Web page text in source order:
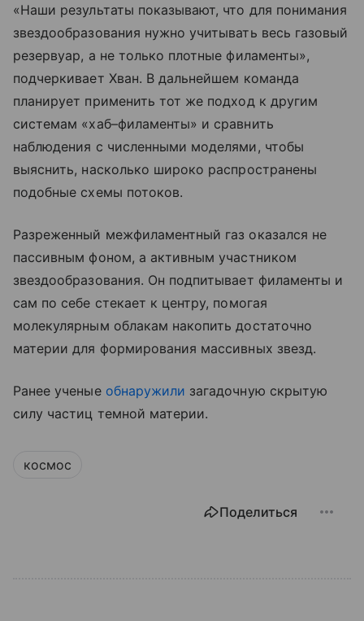
«Наши результаты показывают, что для понимания
звездообразования нужно учитывать весь газовый
резервуар, а не только плотные филаменты»,
подчеркивает Хван. В дальнейшем команда
планирует применить тот же подход к другим
системам «хаб–филаменты» и сравнить
наблюдения с численными моделями, чтобы
выяснить, насколько широко распространены
подобные схемы потоков.
Разреженный межфиламентный газ оказался не
пассивным фоном, а активным участником
звездообразования. Он подпитывает филаменты и
сам по себе стекает к центру, помогая
молекулярным облакам накопить достаточно
материи для формирования массивных звезд.
Ранее ученые обнаружили загадочную скрытую
силу частиц темной материи.
космос
Поделиться